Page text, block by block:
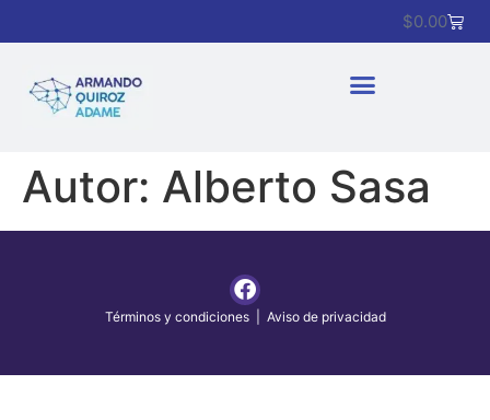
$0.00
Autor: Alberto Sasa
Términos y condiciones| Aviso de privacidad